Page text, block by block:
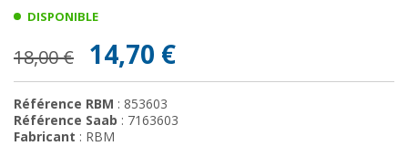
DISPONIBLE
18,00 € 14,70 €
Référence RBM : 853603
Référence Saab : 7163603
Fabricant : RBM